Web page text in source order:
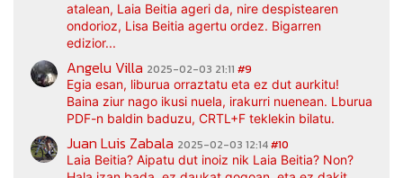
atalean, Laia Beitia ageri da, nire despistearen
ondorioz, Lisa Beitia agertu ordez. Bigarren
edizior...
Angelu Villa 2025-02-03 21:11 #9
Egia esan, liburua orraztatu eta ez dut aurkitu!
Baina ziur nago ikusi nuela, irakurri nuenean. Lburua
PDF-n baldin baduzu, CRTL+F teklekin bilatu.
Juan Luis Zabala 2025-02-03 12:14#10
Laia Beitia? Aipatu dut inoiz nik Laia Beitia? Non?